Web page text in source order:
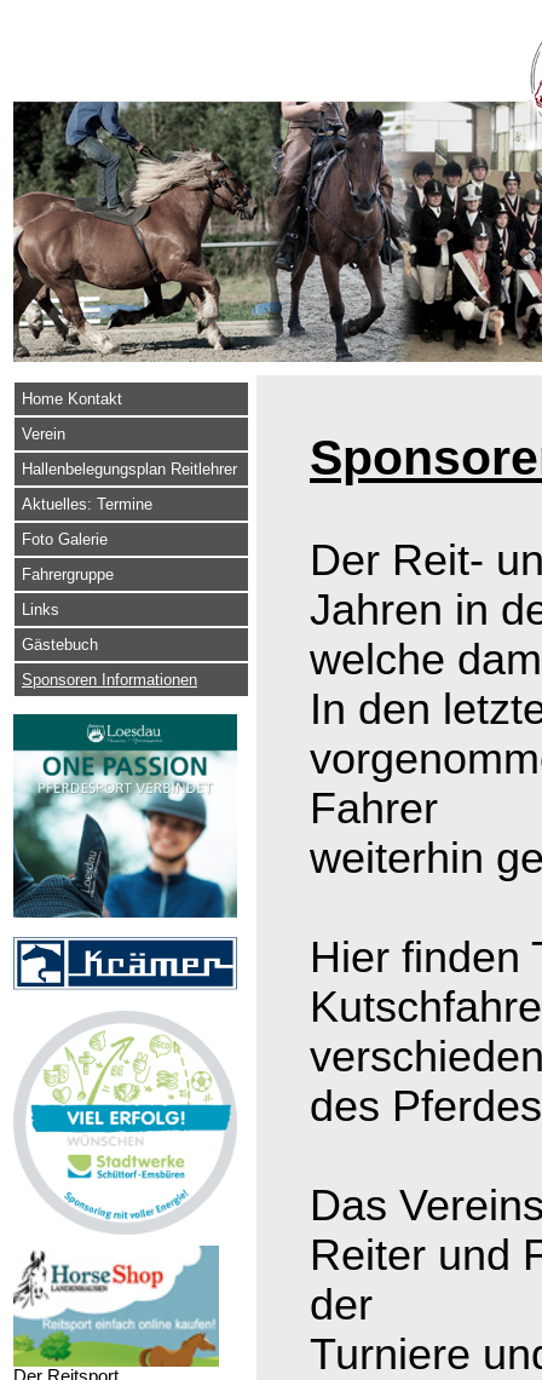
Home Kontakt
Verein
Hallenbelegungsplan Reitlehrer
Aktuelles: Termine
Foto Galerie
Fahrergruppe
Links
Gästebuch
Sponsoren Informationen
Der Reit-
Jahren in
welche
In den
Fahrer
weiterhin
Hier finden
des
Das
Reiter und
der
Turniere